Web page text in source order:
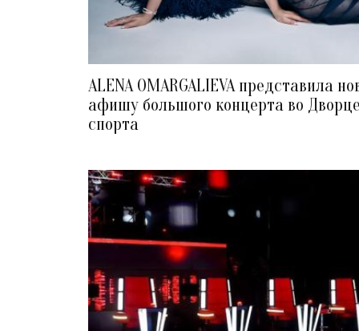
ALENA OMARGALIEVA представила
афишу большого концерта во
спорта